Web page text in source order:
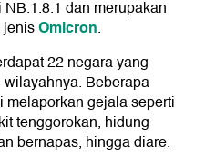
dan merupakan
jenisOmicron.
22 negara yang
Beberapa
gejala seperti
tenggorokan, hidung
bernapas, hingga diare.